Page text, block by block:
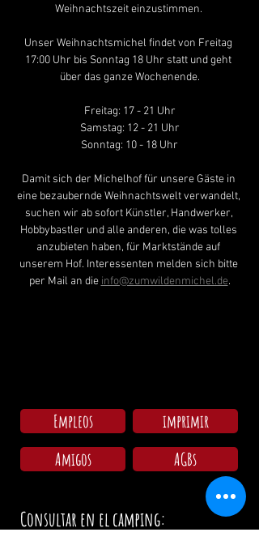
Weihnachtszeit einzustimmen.
Unser Weihnachtsmichel findet von Freitag
17:00 Uhr bis Sonntag 18 Uhr statt und geht
über das ganze Wochenende.
Freitag: 17 - 21 Uhr
Samstag: 12 - 21 Uhr
Sonntag: 10 - 18 Uhr
Damit sich der Michelhof für unsere Gäste in
eine bezaubernde Weihnachtswelt verwandelt,
suchen wir ab sofort Künstler, Handwerker,
Hobbybastler und alle anderen, die was tolles
anzubieten haben, für Marktstände auf
unserem Hof. Interessenten melden sich bitte
per Mail an die info@zumwildenmichel.de.
Empleos
imprimir
Amigos
AGBs
Consultar en el camping: